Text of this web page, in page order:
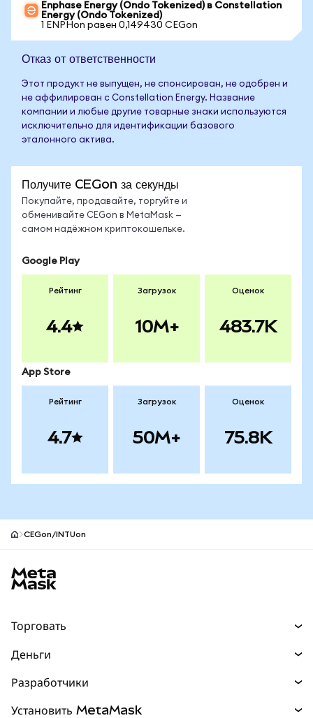
Enphase Energy (Ondo Tokenized) в Constellation
Energy (Ondo Tokenized)
1 ENPHon равен 0,149430 CEGon
Отказ от ответственности
Этот продукт не выпущен, не спонсирован, не одобрен и
не аффилирован с Constellation Energy. Название
компании и любые другие товарные знаки используются
исключительно для идентификации базового
эталонного актива.
Получите CEGon за секунды
Покупайте, продавайте, торгуйте и
обменивайте CEGon в MetaMask —
самом надёжном криптокошельке.
Google Play
Рейтинг
4.4
Загрузок
10M+
Оценок
483.7K
App Store
Рейтинг
4.7
Загрузок
50M+
Оценок
75.8K
CEGon/INTUon
Торговать
Прогнозы
НОВИНКА
Деньги
Разработчики
Установить MetaMask